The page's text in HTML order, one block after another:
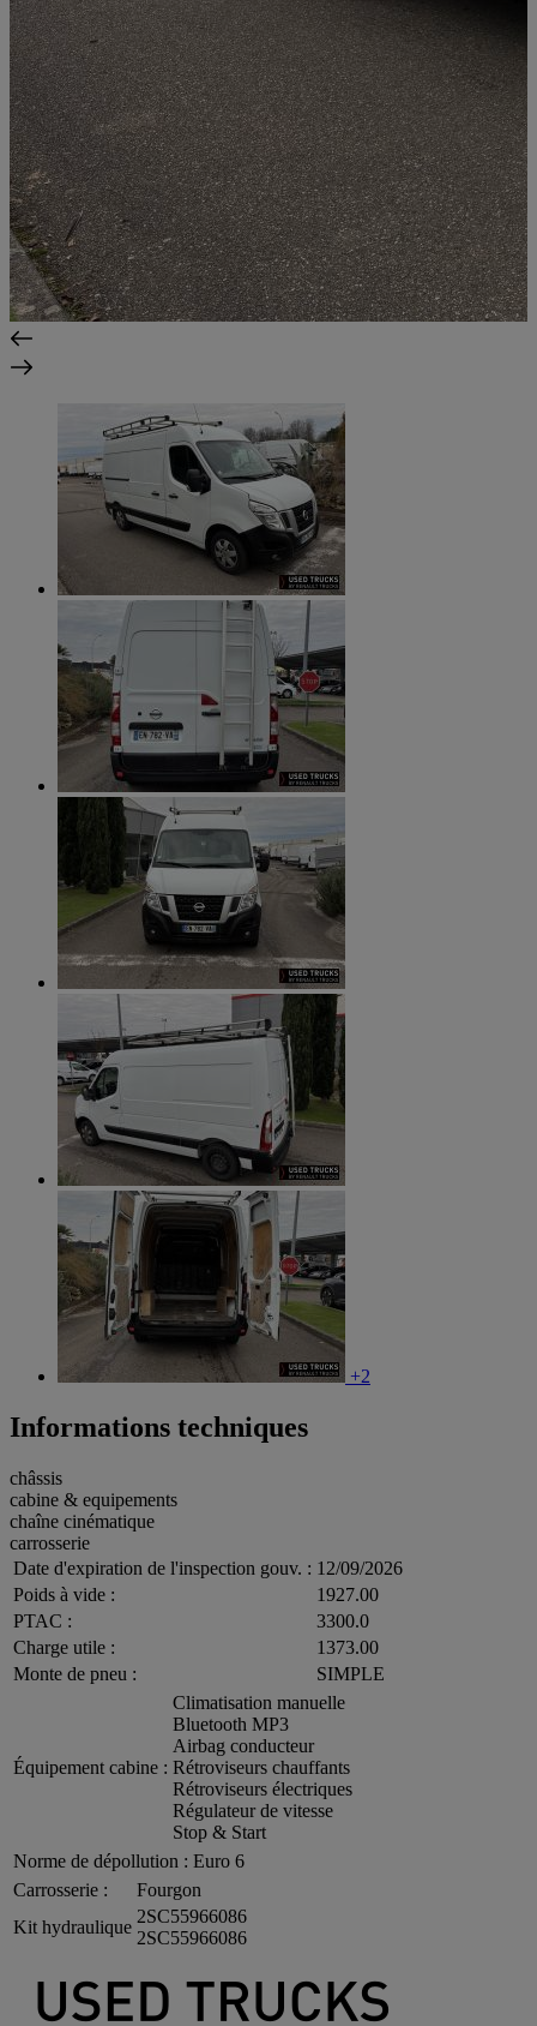
+2
Informations techniques
châssis
cabine & equipements
chaîne cinématique
carrosserie
Date d'expiration de l'inspection gouv. : 12/09/2026
Poids à vide :
1927.00
PTAC :
3300.0
Charge utile :
1373.00
Monte de pneu :
SIMPLE
Équipement cabine :
Climatisation manuelle
Bluetooth MP3
Airbag conducteur
Rétroviseurs chauffants
Rétroviseurs électriques
Régulateur de vitesse
Stop & Start
Norme de dépollution : Euro 6
Carrosserie :
Fourgon
Kit hydraulique
2SC55966086
2SC55966086